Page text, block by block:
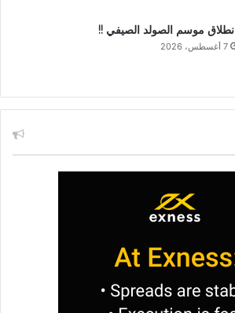
انطلاق موسم الصولد الصيفي !!
7 أغسطس، 2026